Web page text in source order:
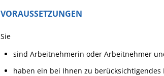
VORAUSSETZUNGEN
Sie
sind Arbeitnehmerin oder Arbeitnehmer
haben ein bei Ihnen zu berücksichtigendes